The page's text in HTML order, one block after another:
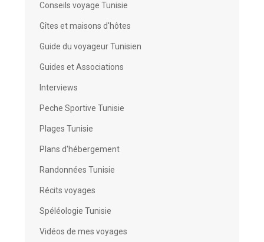
Conseils voyage Tunisie
Gîtes et maisons d'hôtes
Guide du voyageur Tunisien
Guides et Associations
Interviews
Peche Sportive Tunisie
Plages Tunisie
Plans d'hébergement
Randonnées Tunisie
Récits voyages
Spéléologie Tunisie
Vidéos de mes voyages